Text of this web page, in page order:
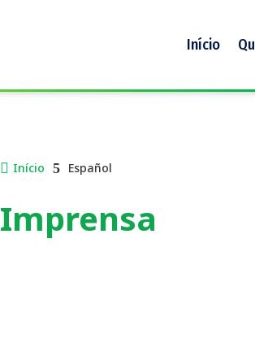
Início
 Início 5 Español
Imprensa